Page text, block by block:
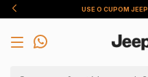
DESCONTO DE 5%